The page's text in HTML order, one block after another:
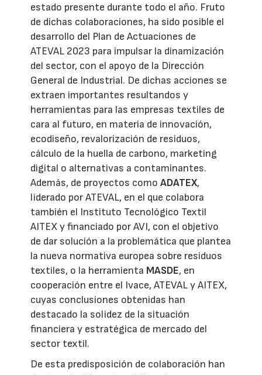
estado presente durante todo el año. Fruto
de dichas colaboraciones, ha sido posible el
desarrollo del Plan de Actuaciones de
ATEVAL 2023 para impulsar la dinamización
del sector, con el apoyo de la Dirección
General de Industrial. De dichas acciones se
extraen importantes resultandos y
herramientas para las empresas textiles de
cara al futuro, en materia de innovación,
ecodiseño, revalorización de residuos,
cálculo de la huella de carbono, marketing
digital o alternativas a contaminantes.
Además, de proyectos comoADATEX,
liderado por ATEVAL, en el que colabora
también el Instituto Tecnológico Textil
AITEX y financiado por AVI, con el objetivo
de dar solución a la problemática que plantea
la nueva normativa europea sobre residuos
textiles, o la herramienta MASDE, en
cooperación entre el Ivace, ATEVAL y AITEX,
cuyas conclusiones obtenidas han
destacado la solidez de la situación
financiera y estratégica de mercado del
sector textil.
De esta predisposición de colaboración han